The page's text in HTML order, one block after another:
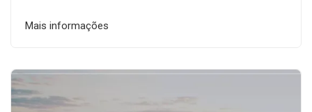
Mais informações